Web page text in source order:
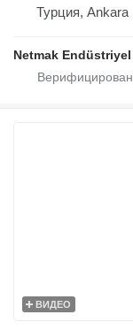
Турция, Ankara
ВИДЕО